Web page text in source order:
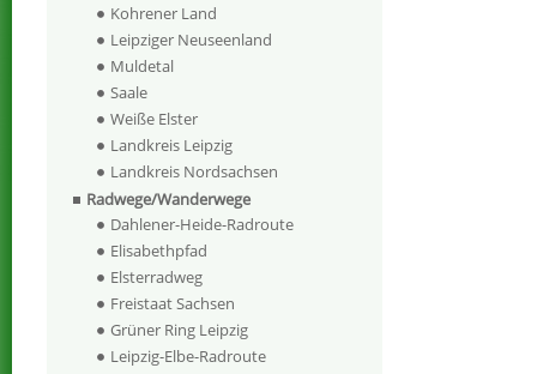
Kohrener Land
Leipziger Neuseenland
Muldetal
Saale
Weiße Elster
Landkreis Leipzig
Landkreis Nordsachsen
Radwege/Wanderwege
Dahlener-Heide-Radroute
Elisabethpfad
Elsterradweg
Freistaat Sachsen
Grüner Ring Leipzig
Leipzig-Elbe-Radroute